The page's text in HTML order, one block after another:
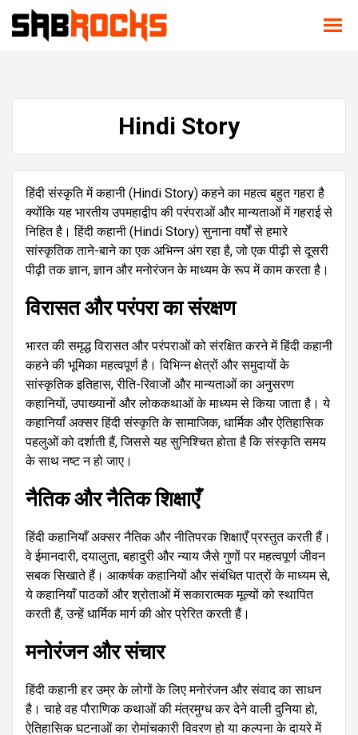
Hindi Story
हिंदी संस्कृति में कहानी (Hindi Story) कहने का महत्व बहुत गहरा है
क्योंकि यह भारतीय उपमहाद्वीप की परंपराओं और मान्यताओं में गहराई से
निहित है। हिंदी कहानी (Hindi Story) सुनाना वर्षों से हमारे
सांस्कृतिक ताने-बाने का एक अभिन्न अंग रहा है, जो एक पीढ़ी से दूसरी
पीढ़ी तक ज्ञान, ज्ञान और मनोरंजन के माध्यम के रूप में काम करता है।
विरासत और परंपरा का संरक्षण
भारत की समृद्ध विरासत और परंपराओं को संरक्षित करने में हिंदी कहानी
कहने की भूमिका महत्वपूर्ण है। विभिन्न क्षेत्रों और समुदायों के
सांस्कृतिक इतिहास, रीति-रिवाजों और मान्यताओं का अनुसरण
कहानियों, उपाख्यानों और लोककथाओं के माध्यम से किया जाता है। ये
कहानियाँ अक्सर हिंदी संस्कृति के सामाजिक, धार्मिक और ऐतिहासिक
पहलुओं को दर्शाती हैं, जिससे यह सुनिश्चित होता है कि संस्कृति समय
के साथ नष्ट न हो जाए।
नैतिक और नैतिक शिक्षाएँ
हिंदी कहानियाँ अक्सर नैतिक और नीतिपरक शिक्षाएँ प्रस्तुत करती हैं।
वे ईमानदारी, दयालुता, बहादुरी और न्याय जैसे गुणों पर महत्वपूर्ण जीवन
सबक सिखाते हैं। आकर्षक कहानियों और संबंधित पात्रों के माध्यम से,
ये कहानियाँ पाठकों और श्रोताओं में सकारात्मक मूल्यों को स्थापित
करती हैं, उन्हें धार्मिक मार्ग की ओर प्रेरित करती हैं।
मनोरंजन और संचार
हिंदी कहानी हर उम्र के लोगों के लिए मनोरंजन और संवाद का साधन
है। चाहे वह पौराणिक कथाओं की मंत्रमुग्ध कर देने वाली दुनिया हो,
ऐतिहासिक घटनाओं का रोमांचकारी विवरण हो या कल्पना के दायरे में